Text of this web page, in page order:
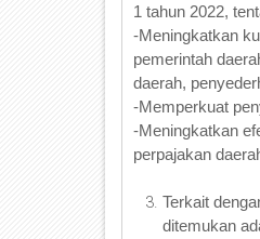
1 tahun 2022,
-Meningkatkan
pemerintah
daerah,
-Memperkuat
-Meningkatkan
perpajakan
Terkait
ditemukan